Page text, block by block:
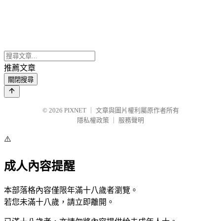
推薦文章
關閉搜尋
© 2026 PIXNET
文章與圖片權利屬原作者所有
隱私權政策
服務聲明
⚠️
成人內容提醒
本部落格內容僅限年滿十八歲者瀏覽。
若您未滿十八歲，請立即離開。